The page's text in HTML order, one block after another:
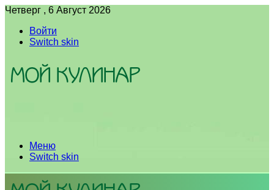
Четверг , 6 Август 2026
Войти
Switch skin
Меню
Switch skin